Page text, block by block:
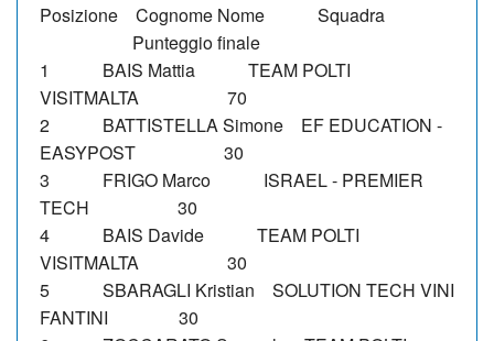
Posizione Cognome Nome Squadra
Punteggio finale
1 BAIS Mattia TEAM POLTI
VISITMALTA 70
2 BATTISTELLA Simone EF EDUCATION -
EASYPOST 30
3 FRIGO Marco ISRAEL - PREMIER
TECH 30
4 BAIS Davide TEAM POLTI
VISITMALTA 30
5 SBARAGLI Kristian SOLUTION TECH VINI
FANTINI 30